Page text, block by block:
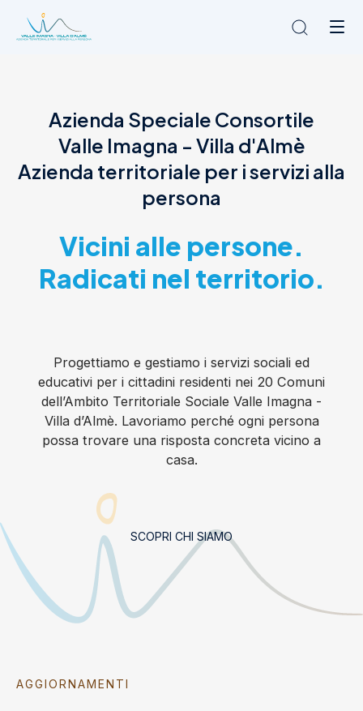
L'Ambito
Cosa facciamo
News
Amministrazione trasparente
Azienda Speciale Consortile
Valle Imagna - Villa d'Almè
Azienda territoriale per i servizi alla
persona
Vicini alle persone.
Radicati nel territorio.
Progettiamo e gestiamo i servizi sociali ed
educativi per i cittadini residenti nei 20 Comuni
dell’Ambito Territoriale Sociale Valle Imagna -
Villa d’Almè. Lavoriamo perché ogni persona
possa trovare una risposta concreta vicino a
casa.
SCOPRI CHI SIAMO
AGGIORNAMENTI